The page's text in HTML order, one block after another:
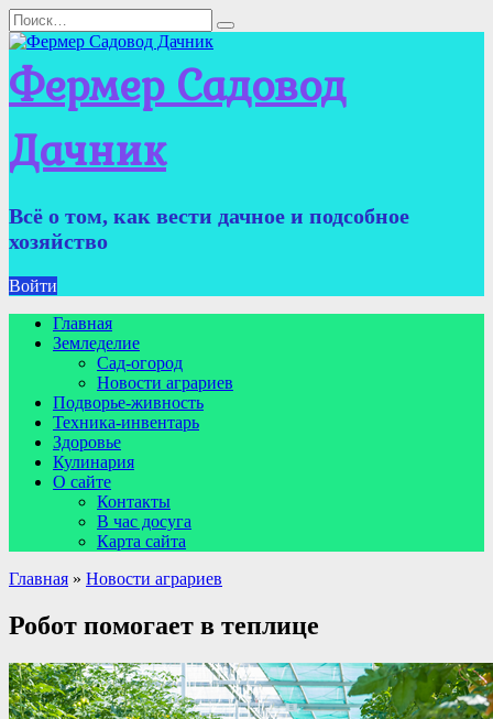
Перейти
к
содержанию
Search
for:
Фермер Садовод
Дачник
Всё о том, как вести дачное и подсобное
хозяйство
Войти
Главная
Земледелие
Сад-огород
Новости аграриев
Подворье-живность
Техника-инвентарь
Здоровье
Кулинария
О сайте
Контакты
В час досуга
Карта сайта
Главная » Новости аграриев
Робот помогает в теплице